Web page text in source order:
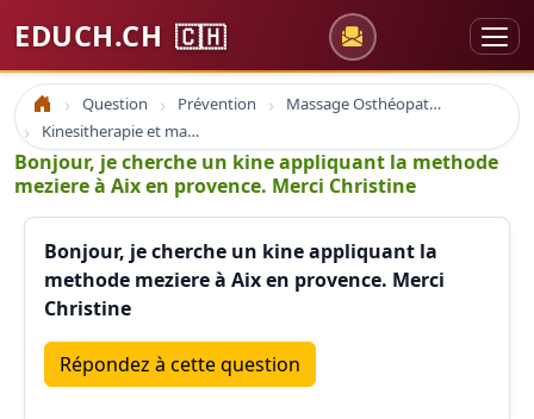
EDUCH.CH 🇨🇭
Accueil Question Prévention
Massage Osthéopathie Kinésiologie
Kinesitherapie et massage
Bonjour, je cherche un kine appliquant la methode
meziere à Aix en provence. Merci Christine
Bonjour, je cherche un kine appliquant la
methode meziere à Aix en provence. Merci
Christine
Répondez à cette question